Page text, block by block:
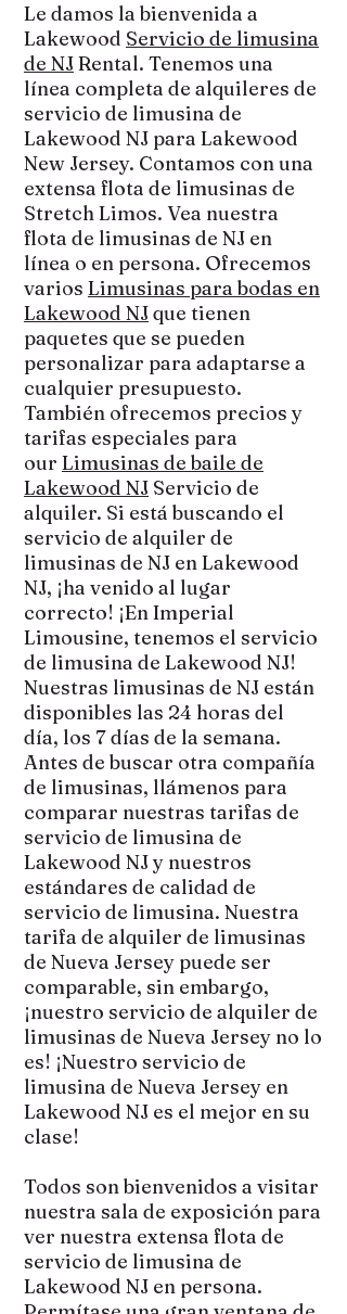
Le damos la bienvenida a
Lakewood Servicio de limusina
de NJRental. Tenemos una
línea completa de alquileres de
servicio de limusina de
Lakewood NJ para Lakewood
New Jersey. Contamos con una
extensa flota de limusinas de
Stretch Limos. Vea nuestra
flota de limusinas de NJ en
línea o en persona. Ofrecemos
varios Limusinas para bodas en
Lakewood NJque tienen
paquetes que se pueden
personalizar para adaptarse a
cualquier presupuesto.
También ofrecemos precios y
tarifas especiales para
our Limusinas de baile de
Lakewood NJ Servicio de
alquiler. Si está buscando el
servicio de alquiler de
limusinas de NJ en Lakewood
NJ, ¡ha venido al lugar
correcto! ¡En Imperial
Limousine, tenemos el servicio
de limusina de Lakewood NJ!
Nuestras limusinas de NJ están
disponibles las 24 horas del
día, los 7 días de la semana.
Antes de buscar otra compañía
de limusinas, llámenos para
comparar nuestras tarifas de
servicio de limusina de
Lakewood NJ y nuestros
estándares de calidad de
servicio de limusina. Nuestra
tarifa de alquiler de limusinas
de Nueva Jersey puede ser
comparable, sin embargo,
¡nuestro servicio de alquiler de
limusinas de Nueva Jersey no lo
es! ¡Nuestro servicio de
limusina de Nueva Jersey en
Lakewood NJ es el mejor en su
clase!
Todos son bienvenidos a visitar
nuestra sala de exposición para
ver nuestra extensa flota de
servicio de limusina de
Lakewood NJ en persona.